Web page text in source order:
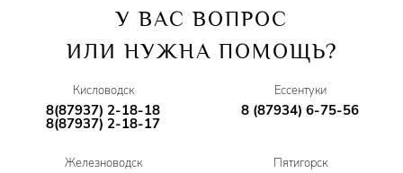
У ВАС ВОПРОС
ИЛИ НУЖНА ПОМОЩЬ?
Кисловодск
8(87937) 2-18-18
8(87937) 2-18-17
Ессентуки
8 (87934) 6-75-56
Железноводск Пятигорск